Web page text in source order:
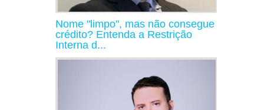
Nome "limpo", mas não consegue
crédito? Entenda a Restrição
Interna d...